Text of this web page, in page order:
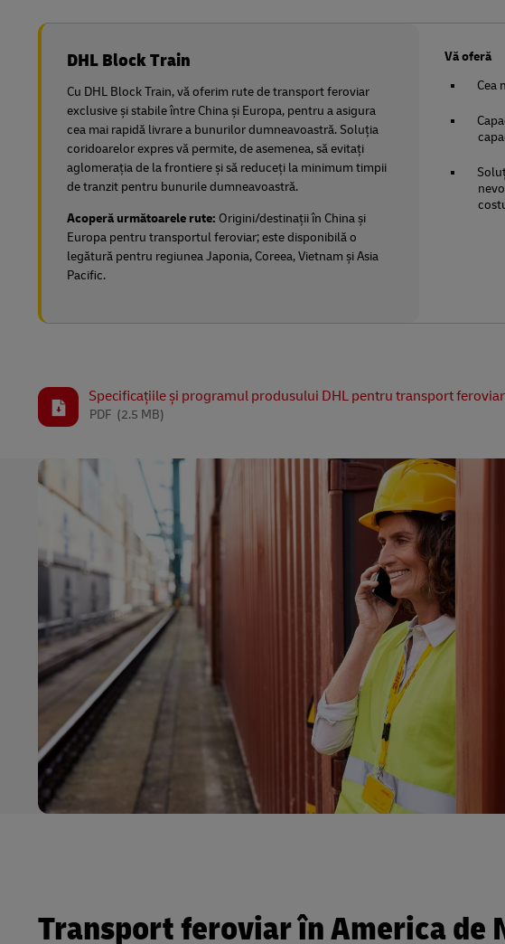
DHL Block Train
Cu DHL Block Train, vă oferim rute de transport feroviar
exclusive și stabile între China și Europa, pentru a asigura
cea mai rapidă livrare a bunurilor dumneavoastră. Soluția
coridoarelor expres vă permite, de asemenea, să evitați
aglomerația de la frontiere și să reduceți la minimum timpii
de tranzit pentru bunurile dumneavoastră.
Acoperă următoarele rute: Origini/destinații în China și
Europa pentru transportul feroviar;este disponibilă o
legătură pentru regiunea Japonia, Coreea, Vietnam și Asia
Pacific.
Vă oferă
Cea
Specificațiile și programul produsului DHL pentru transport feroviar
(2.5 MB)
PDF
Transport feroviar în America de